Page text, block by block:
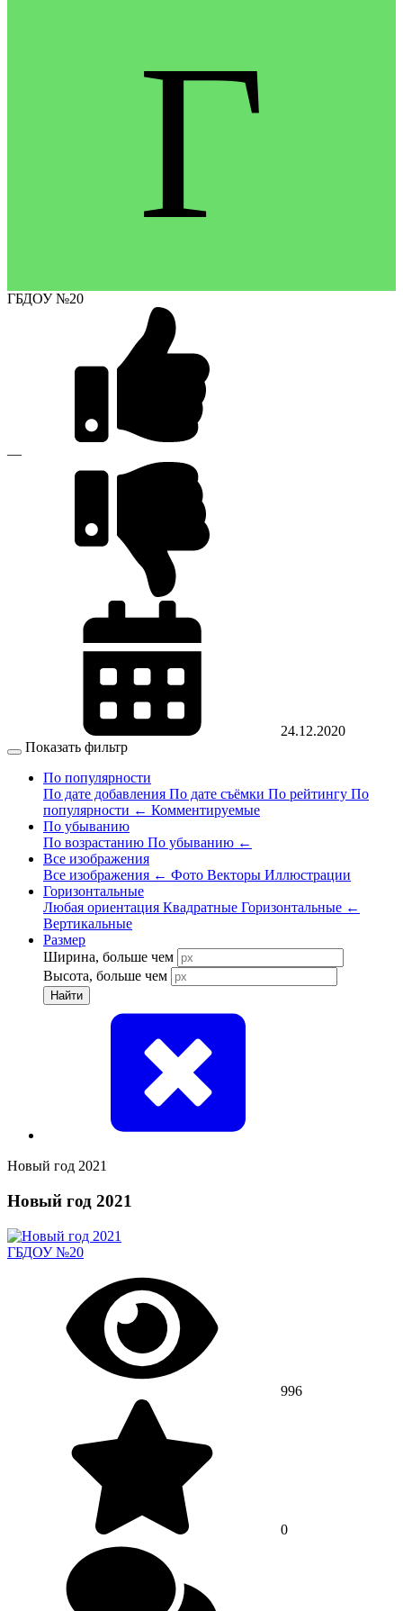
Г
ГБДОУ №20
—
24.12.2020
Показать фильтр
По популярности
По дате добавления По дате съёмки По рейтингу По
популярности ← Комментируемые
По убыванию
По возрастанию По убыванию ←
Все изображения
Все изображения ← Фото Векторы Иллюстрации
Горизонтальные
Любая ориентация Квадратные Горизонтальные ←
Вертикальные
Размер
Ширина, больше чем
Высота, больше чем
Найти
Новый год 2021
Новый год 2021
ГБДОУ №20
996
0